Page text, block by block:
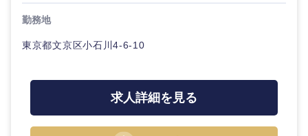
勤務地
東京都文京区小石川4-6-10
求人詳細を見る